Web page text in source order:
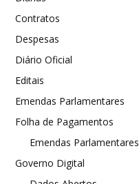
Contratos
Despesas
Diário Oficial
Editais
Emendas Parlamentares
Folha de Pagamentos
Emendas
Governo Digital